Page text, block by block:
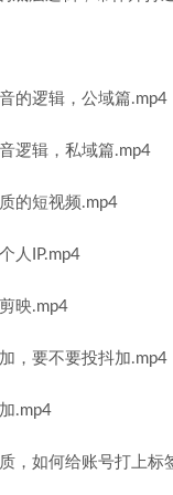
的逻辑，公域篇.mp4
逻辑，私域篇.mp4
的短视频.mp4
人IP.mp4
映.mp4
，要不要投抖加.mp4
.mp4
，如何给账号打上标